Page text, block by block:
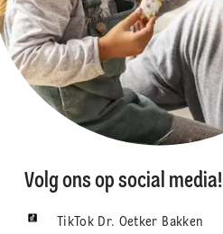
Volg ons op social media!
TikTok Dr. Oetker Bakken